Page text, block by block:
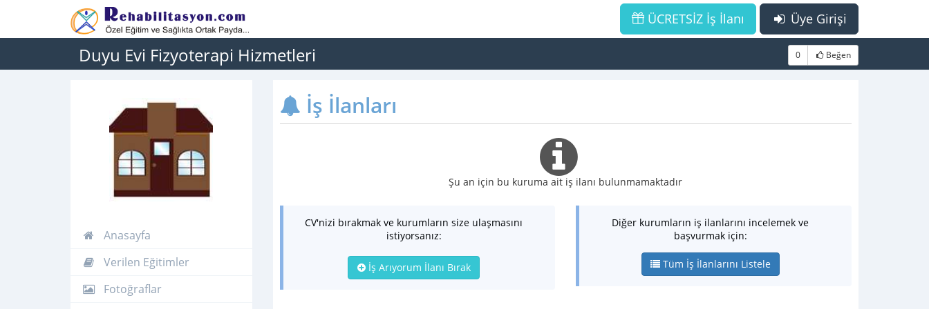
Üye Girişi
ÜCRETSİZ İş İlanı
Duyu Evi Fizyoterapi Hizmetleri 0 Beğen
Anasayfa
Verilen Eğitimler
Fotoğraflar
İş İlanları
Şu an için bu kuruma ait iş ilanı bulunmamaktadır
CV'nizi bırakmak ve kurumların size ulaşmasını
istiyorsanız:
İş Arıyorum İlanı Bırak
Diğer kurumların iş ilanlarını incelemek ve
başvurmak için:
Tüm İş İlanlarını Listele